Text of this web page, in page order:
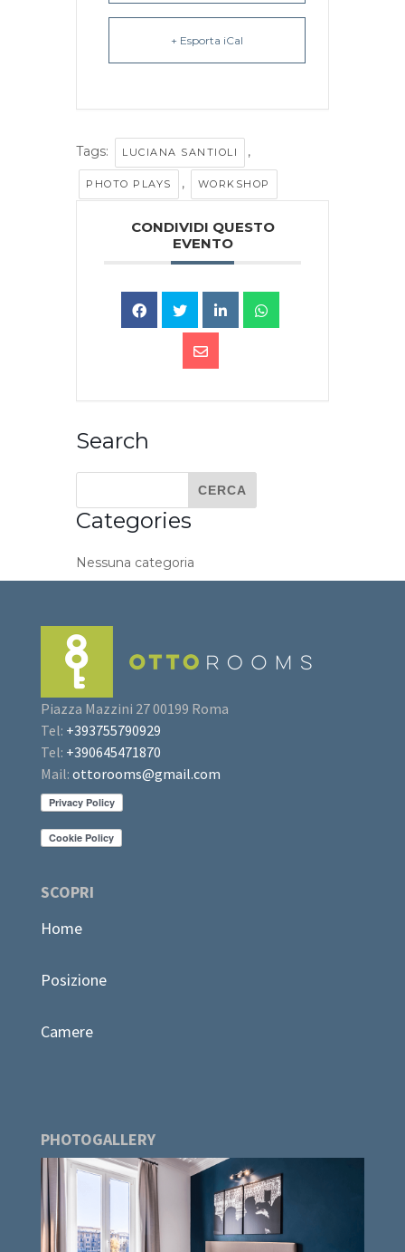
+ Esporta iCal
Tags: LUCIANA SANTIOLI ,
PHOTO PLAYS , WORKSHOP
CONDIVIDI QUESTO
EVENTO
Search
Categories
Nessuna categoria
Piazza Mazzini 27 00199 Roma
Tel: +393755790929
Tel: +390645471870
Mail: ottorooms@gmail.com
SCOPRI
Home
Posizione
Camere
PHOTOGALLERY